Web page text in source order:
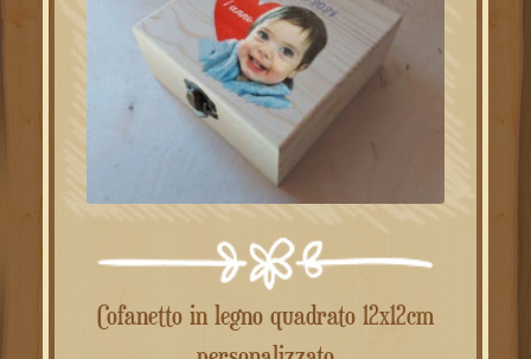
Cofanetto in legno quadrato 12x12cm